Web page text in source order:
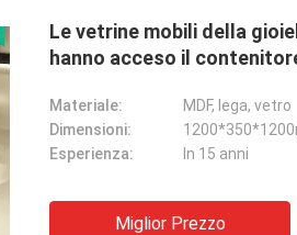
Le vetrine mobili della
hanno acceso il
Materiale:
MDF, lega, vetro
Dimensioni:
Esperienza:
In 15 anni
Miglior Prezzo